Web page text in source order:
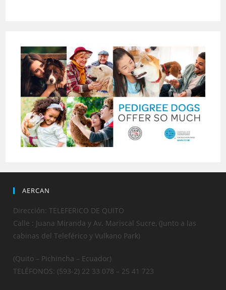
AERCAN
Dirección: TELEFERICO DE QUITO
Calle : Juana Miranda y Av. Mariscal Sucre, (Junto a las
cabinas del Teleférico y Vulkano Park)
(Quito – Pichincha – Ecuador)
TELÉFONOS: (593-2) 22 33 078 – 25 41 723